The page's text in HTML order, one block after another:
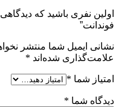
اولین نفری باشید که
فوندانت”
نشانی ایمیل شما منتشر
علامت‌گذاری شده‌اند *
امتیاز شما *
دیدگاه شما *